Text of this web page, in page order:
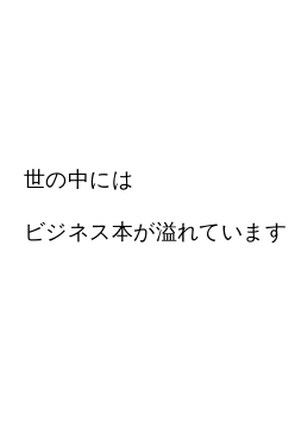
世の中には
ビジネス本が溢れています